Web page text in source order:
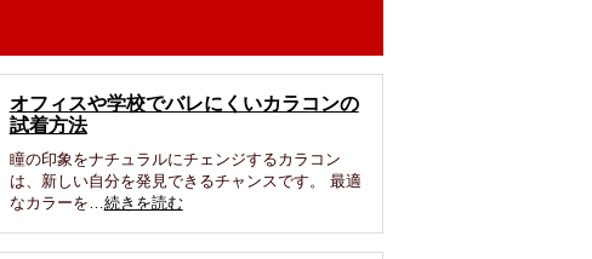
オフィスや学校でバレにくいカラコンの
試着方法
瞳の印象をナチュラルにチェンジするカラコン
は、新しい自分を発見できるチャンスです。 最適
なカラーを…続きを読む